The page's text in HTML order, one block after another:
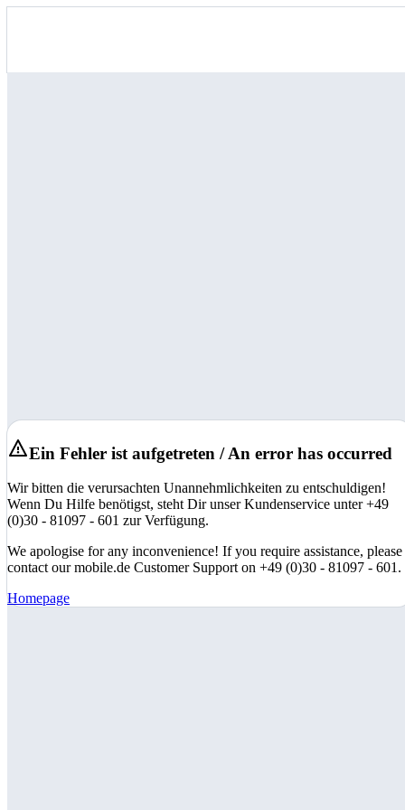
Ein Fehler ist aufgetreten / An error has occurred
Wir bitten die verursachten Unannehmlichkeiten zu entschuldigen!
Wenn Du Hilfe benötigst, steht Dir unser Kundenservice unter +49
(0)30 - 81097 - 601 zur Verfügung.
We apologise for any inconvenience! If you require assistance, please
contact our mobile.de Customer Support on +49 (0)30 - 81097 - 601.
Homepage